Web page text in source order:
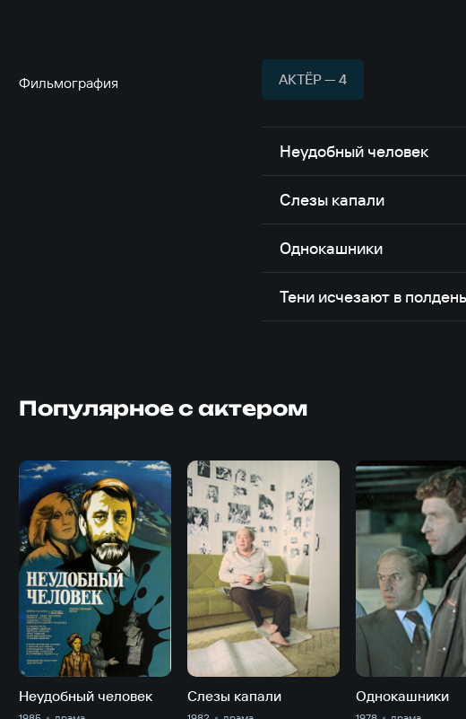
Фильмография АКТЁР — 4
Неудобный человек
Слезы капали
Однокашники
Тени исчезают в полдень
Популярное с актером
Неудобный человек Слезы капали Однокашники